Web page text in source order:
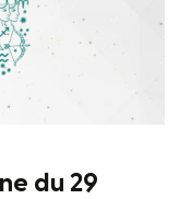
du 29